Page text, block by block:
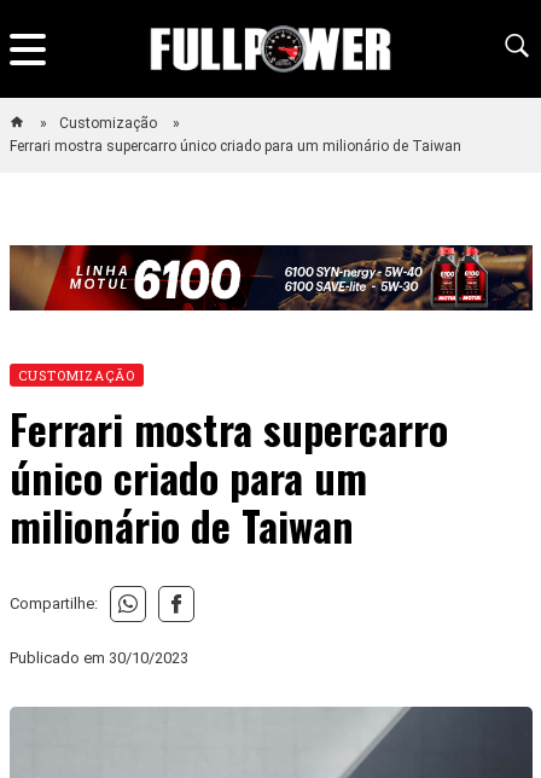
Customização
Ferrari mostra supercarro único criado para um milionário de Taiwan
CUSTOMIZAÇÃO
Ferrari mostra supercarro
único criado para um
milionário de Taiwan
Compartilhe:
Publicado em 30/10/2023